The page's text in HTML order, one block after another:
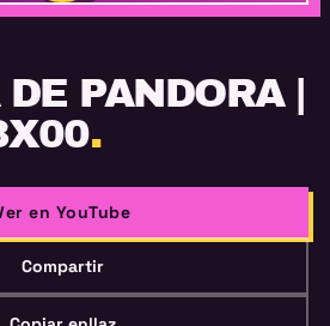
PANDORA |
.
en YouTube
Compartir